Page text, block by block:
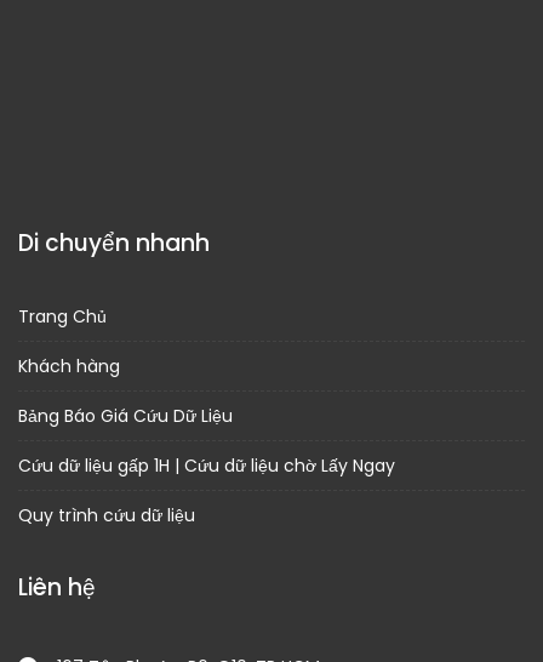
Di chuyển nhanh
Trang Chủ
Khách hàng
Bảng Báo Giá Cứu Dữ Liệu
Cứu dữ liệu gấp 1H | Cứu dữ liệu chờ Lấy Ngay
Quy trình cứu dữ liệu
Liên hệ